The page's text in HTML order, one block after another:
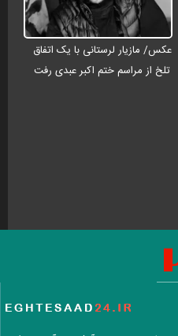
عکس/ مازیار لرستانی با یک اتفاق
تلخ از مراسم ختم اکبر عبدی رفت